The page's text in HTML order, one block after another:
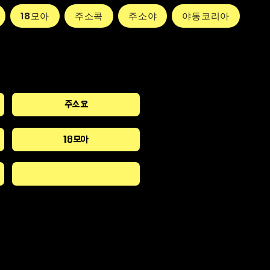
18모아 주소콕 주소야 야동코리아
주소요
18모아